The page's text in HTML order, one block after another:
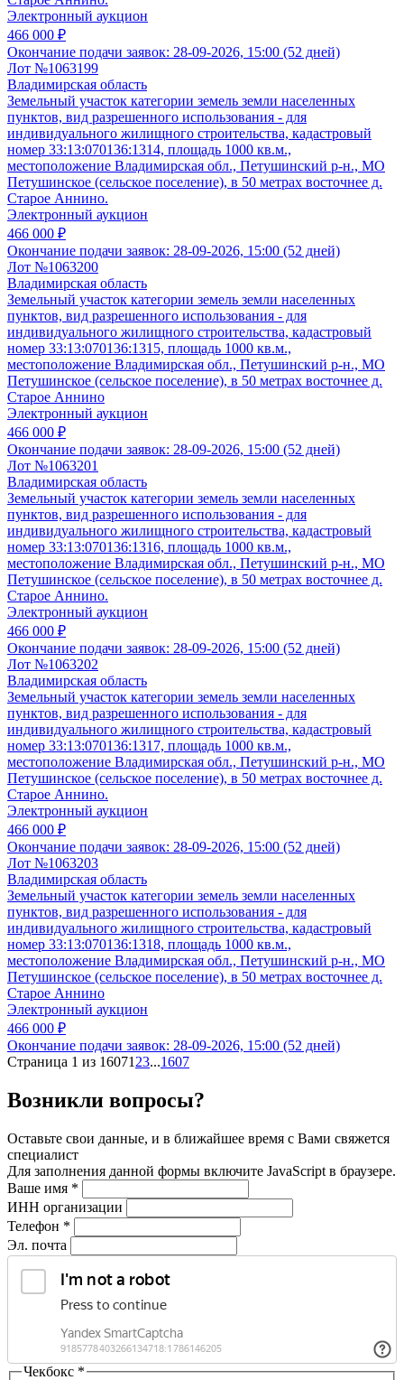
Электронный аукцион
466 000 ₽
Окончание подачи заявок: 28-09-2026, 15:00 (52 дней)
Лот №1063199
Владимирская область
Земельный участок категории земель земли населенных
пунктов, вид разрешенного использования - для
индивидуального жилищного строительства, кадастровый
номер 33:13:070136:1314, площадь 1000 кв.м.,
местоположение Владимирская обл., Петушинский р-н., МО
Петушинское (сельское поселение), в 50 метрах восточнее д.
Старое Аннино.
Электронный аукцион
466 000 ₽
Окончание подачи заявок: 28-09-2026, 15:00 (52 дней)
Лот №1063200
Владимирская область
Земельный участок категории земель земли населенных
пунктов, вид разрешенного использования - для
индивидуального жилищного строительства, кадастровый
номер 33:13:070136:1315, площадь 1000 кв.м.,
местоположение Владимирская обл., Петушинский р-н., МО
Петушинское (сельское поселение), в 50 метрах восточнее д.
Старое Аннино
Электронный аукцион
466 000 ₽
Окончание подачи заявок: 28-09-2026, 15:00 (52 дней)
Лот №1063201
Владимирская область
Земельный участок категории земель земли населенных
пунктов, вид разрешенного использования - для
индивидуального жилищного строительства, кадастровый
номер 33:13:070136:1316, площадь 1000 кв.м.,
местоположение Владимирская обл., Петушинский р-н., МО
Петушинское (сельское поселение), в 50 метрах восточнее д.
Старое Аннино.
Электронный аукцион
466 000 ₽
Окончание подачи заявок: 28-09-2026, 15:00 (52 дней)
Лот №1063202
Владимирская область
Земельный участок категории земель земли населенных
пунктов, вид разрешенного использования - для
индивидуального жилищного строительства, кадастровый
номер 33:13:070136:1317, площадь 1000 кв.м.,
местоположение Владимирская обл., Петушинский р-н., МО
Петушинское (сельское поселение), в 50 метрах восточнее д.
Старое Аннино.
Электронный аукцион
466 000 ₽
Окончание подачи заявок: 28-09-2026, 15:00 (52 дней)
Лот №1063203
Владимирская область
Земельный участок категории земель земли населенных
пунктов, вид разрешенного использования - для
индивидуального жилищного строительства, кадастровый
номер 33:13:070136:1318, площадь 1000 кв.м.,
местоположение Владимирская обл., Петушинский р-н., МО
Петушинское (сельское поселение), в 50 метрах восточнее д.
Старое Аннино
Электронный аукцион
466 000 ₽
Окончание подачи заявок: 28-09-2026, 15:00 (52 дней)
Страница 1 из 16071 23...1607
Возникли вопросы?
Оставьте свои данные, и в ближайшее время с Вами свяжется
специалист
Для заполнения данной формы включите JavaScript в браузере.
Ваше имя *
ИНН организации
Телефон *
Эл. почта
Чекбокс *